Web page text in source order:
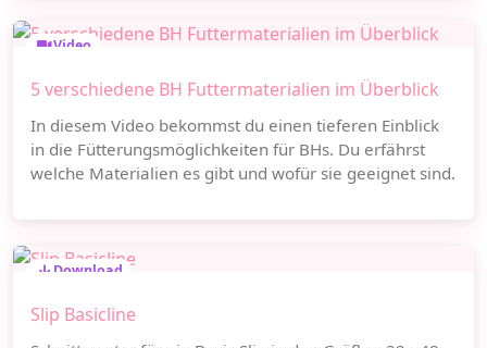
Video
5 verschiedene BH Futtermaterialien im Überblick
In diesem Video bekommst du einen tieferen Einblick
in die Fütterungsmöglichkeiten für BHs. Du erfährst
welche Materialien es gibt und wofür sie geeignet sind.
Download
Slip Basicline